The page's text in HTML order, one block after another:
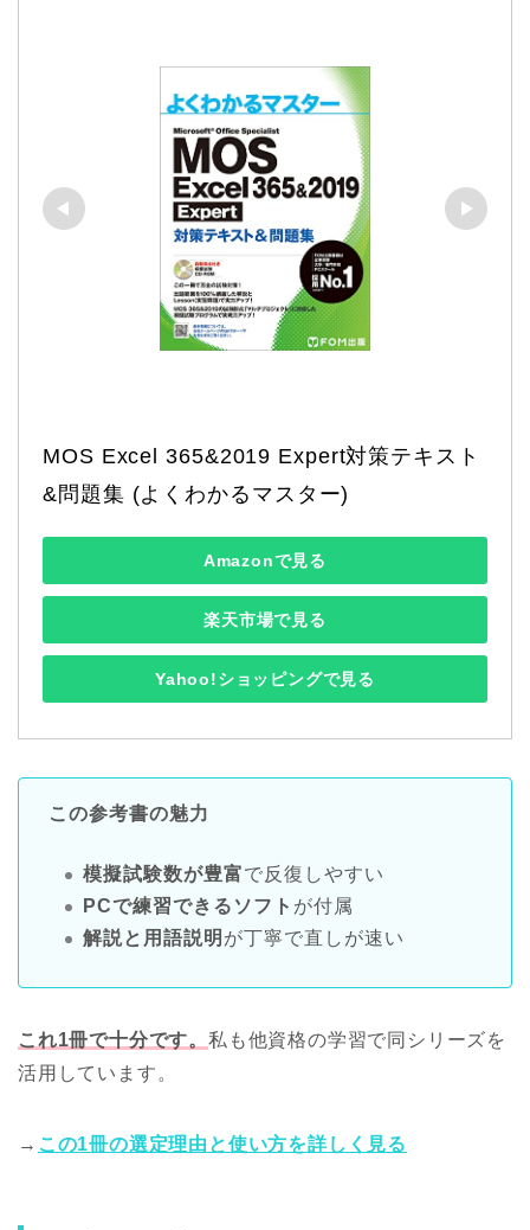
MOS Excel 365&2019 Expert対策テキスト
&問題集 (よくわかるマスター)
Amazonで見る
楽天市場で見る
Yahoo!ショッピングで見る
この参考書の魅力
模擬試験数が豊富で反復しやすい
PCで練習できるソフト が付属
解説と用語説明 が丁寧で直しが速い
これ1冊で十分です。 私も他資格の学習で同シリーズを
活用しています。
→ この1冊の選定理由と使い方を詳しく見る